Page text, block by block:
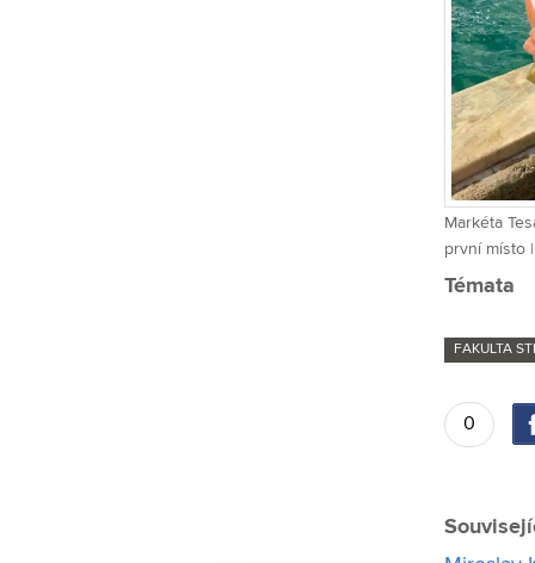
Markéta
první místo
Témata
FAKULTA
0